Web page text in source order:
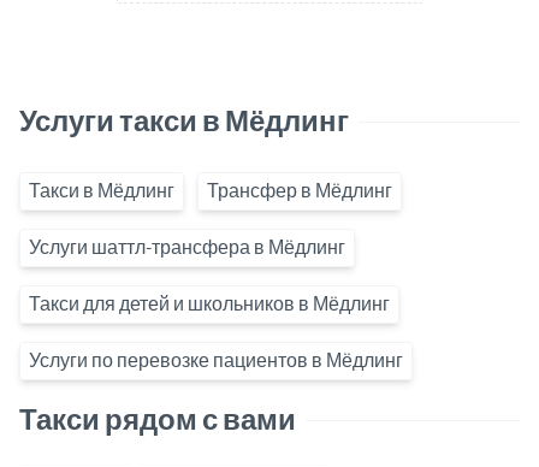
Услуги такси в Мёдлинг
Такси в Мёдлинг Трансфер в Мёдлинг
Услуги шаттл-трансфера в Мёдлинг
Такси для детей и школьников в Мёдлинг
Услуги по перевозке пациентов в Мёдлинг
Такси рядом с вами